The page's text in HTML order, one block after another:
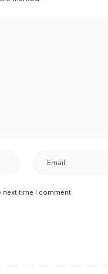
next time I comment.